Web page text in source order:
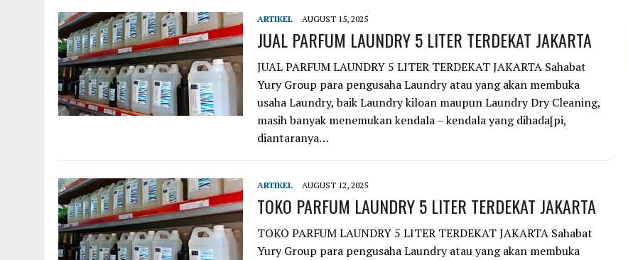
ARTIKEL AUGUST 15, 2025
JUAL PARFUM LAUNDRY 5 LITER TERDEKAT JAKARTA
JUAL PARFUM LAUNDRY 5 LITER TERDEKAT JAKARTA Sahabat
Yury Group para pengusaha Laundry atau yang akan membuka
usaha Laundry, baik Laundry kiloan maupun Laundry Dry Cleaning,
masih banyak menemukan kendala – kendala yang dihada[pi,
diantaranya…
ARTIKEL AUGUST 12, 2025
TOKO PARFUM LAUNDRY 5 LITER TERDEKAT JAKARTA
TOKO PARFUM LAUNDRY 5 LITER TERDEKAT JAKARTA Sahabat
Yury Group para pengusaha Laundry atau yang akan membuka